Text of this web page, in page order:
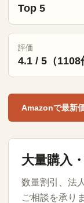
Top 5
評価
4.1 / 5（1108
Amazonで最新
大量購入
数量割引、法
ご相談を承り